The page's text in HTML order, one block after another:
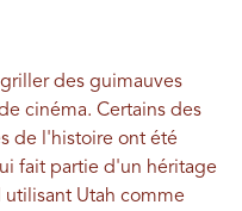
des guimauves
cinéma. Certains des
de l'histoire ont été
fait partie d'un héritage
Utah comme